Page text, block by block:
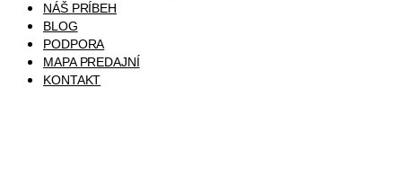
NÁŠ PRÍBEH
BLOG
PODPORA
MAPA PREDAJNÍ
KONTAKT